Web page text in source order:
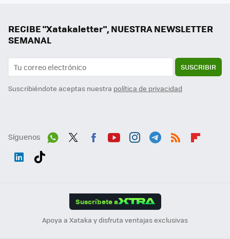
RECIBE "Xatakaletter", NUESTRA NEWSLETTER
SEMANAL
SUSCRIBIR
Suscribiéndote aceptas nuestra política de privacidad
Síguenos
Suscríbete a
Apoya a Xataka y disfruta ventajas exclusivas